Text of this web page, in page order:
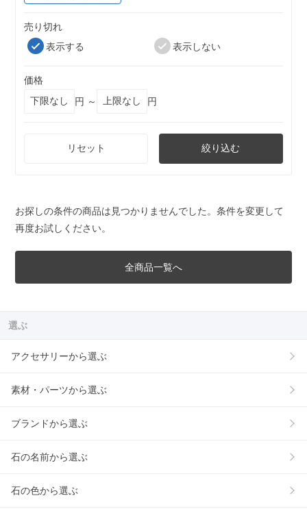
売り切れ
表示する
表示しない
価格
円 ～
円
リセット 絞り込む
お探しの条件の商品は見つかりませんでした。条件を変更して
再度お試しください。
全商品一覧へ
選ぶ
アクセサリーから選ぶ
素材・パーツから選ぶ
ブランドから選ぶ
石の名前から選ぶ
石の色から選ぶ